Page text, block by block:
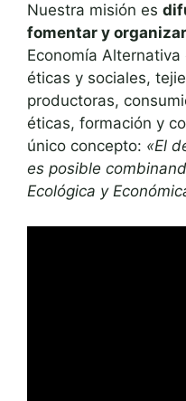
Nuestra misión es
fomentar y
Economía
éticas y sociales,
productoras,
éticas, formación y
único concepto: «El
es posible
Ecológica y